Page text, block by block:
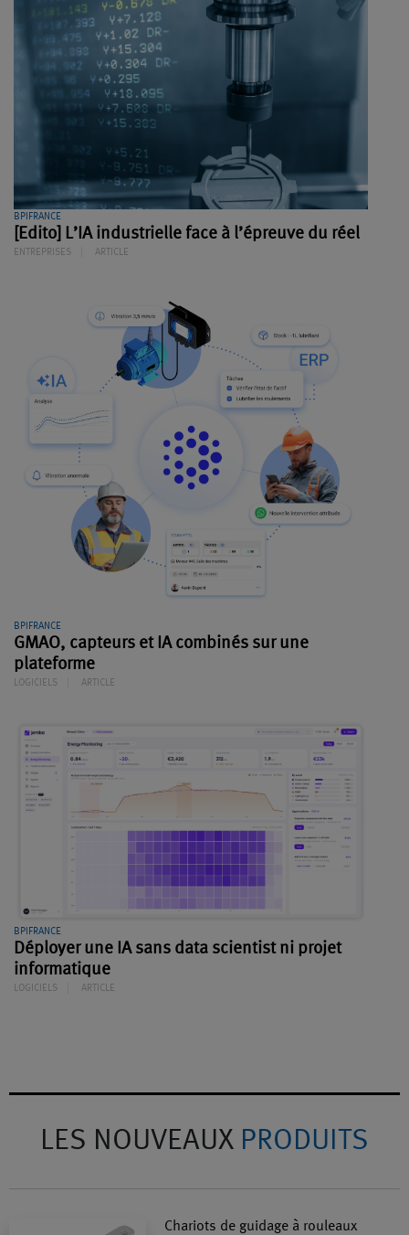
BPIFRANCE
[Edito] L’IA industrielle face à l’épreuve du réel
ENTREPRISES ARTICLE
BPIFRANCE
GMAO, capteurs et IA combinés sur une
plateforme
LOGICIELS ARTICLE
BPIFRANCE
Déployer une IA sans data scientist ni projet
informatique
LOGICIELS ARTICLE
LES NOUVEAUX PRODUITS
Chariots de guidage à rouleaux